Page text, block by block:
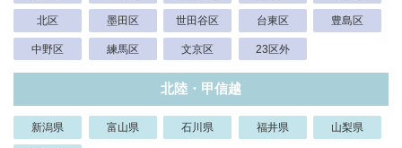
北区 墨田区 世田谷区 台東区 豊島区
中野区 練馬区 文京区 23区外
北陸・甲信越
新潟県 富山県 石川県 福井県 山梨県